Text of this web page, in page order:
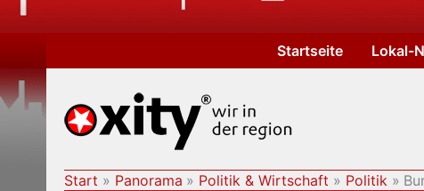
Startseite Lokal-
Start Panorama Politik & Wirtschaft Politik